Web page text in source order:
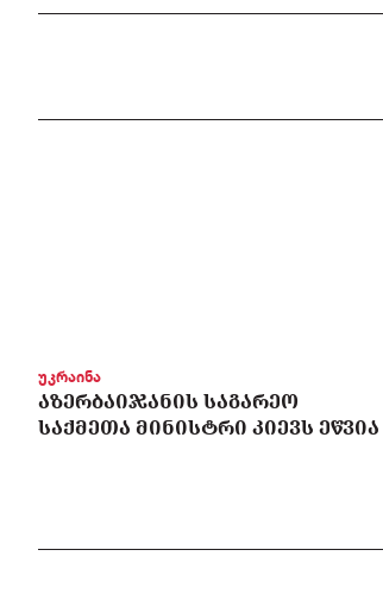
უკრაინა
ᲐᲖᲔᲠᲑᲐᲘᲯᲐᲜᲘᲡ ᲡᲐᲒᲐᲠᲔᲝ
ᲡᲐᲥᲛᲔᲗᲐ ᲛᲘᲜᲘᲡᲢᲠᲘ ᲙᲘᲔᲕᲡ ᲔᲬᲕᲘᲐ